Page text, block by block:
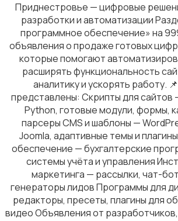
Хобби и развлечения3
Животные4
Для Бизнеса1
Приднестровье — цифровые
разработки и автоматизации
программное обеспечение» на
объявления о продаже готовых
которые помогают
расширять функциональность
аналитику и ускорять работу.
представлены: Скрипты для сайтов
Python, готовые модули, формы,
парсеры CMS и шаблоны —
Joomla, адаптивные темы и
обеспечение — бухгалтерские
системы учёта и управления
маркетинга — рассылки, чат-
генераторы лидов Программы для
редакторы, пресеты, плагины для
видео Объявления от